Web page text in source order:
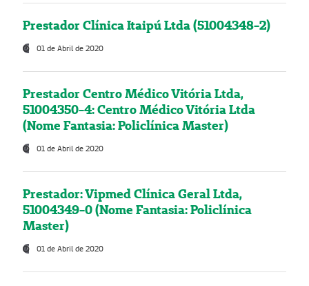
Prestador Clínica Itaipú Ltda (51004348-2)
01 de Abril de 2020
Prestador Centro Médico Vitória Ltda,
51004350-4: Centro Médico Vitória Ltda
(Nome Fantasia: Policlínica Master)
01 de Abril de 2020
Prestador: Vipmed Clínica Geral Ltda,
51004349-0 (Nome Fantasia: Policlínica
Master)
01 de Abril de 2020